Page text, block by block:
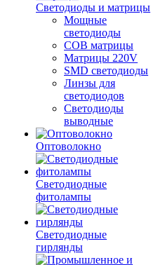
Светодиоды и матрицы
Мощные
светодиоды
COB матрицы
Матрицы 220V
SMD светодиоды
Линзы для
светодиодов
Светодиоды
выводные
Оптоволокно
Светодиодные
фитолампы
Светодиодные
гирлянды